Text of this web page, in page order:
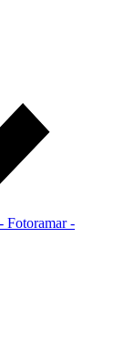
Fotoramar -